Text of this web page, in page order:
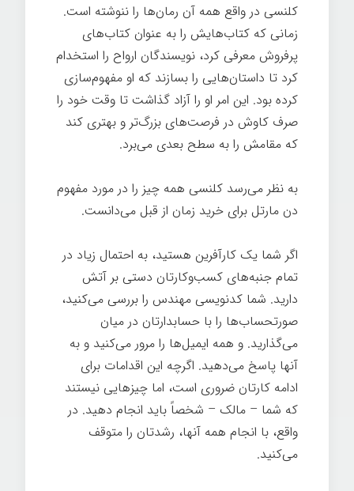
کلنسی در واقع همه آن رمان‌ها را ننوشته است.
زمانی که کتاب‌هایش را به عنوان کتاب‌های
پرفروش معرفی کرد، نویسندگان ارواح را استخدام
کرد تا داستان‌هایی را بسازند که او مفهوم‌سازی
کرده بود. این امر او را آزاد گذاشت تا وقت خود را
صرف کاوش در فرصت‌های بزرگ‌تر و بهتری کند
که مقامش را به سطح بعدی می‌برد.
به نظر می‌رسد کلنسی همه چیز را در مورد مفهوم
دن مارتل برای خرید زمان از قبل می‌دانست.
اگر شما یک کارآفرین هستید، به احتمال زیاد در
تمام جنبه‌های کسب‌وکارتان دستی بر آتش
دارید. شما کدنویسی مهندس را بررسی می‌کنید،
صورتحساب‌ها را با حسابدارتان در میان
می‌گذارید. و همه ایمیل‌ها را مرور می‌کنید و به
آنها پاسخ می‌دهید. اگرچه این اقدامات برای
ادامه کارتان ضروری است، اما چیزهایی نیستند
که شما – مالک – شخصاً باید انجام دهید. در
واقع، با انجام همه آنها، رشدتان را متوقف
می‌کنید.